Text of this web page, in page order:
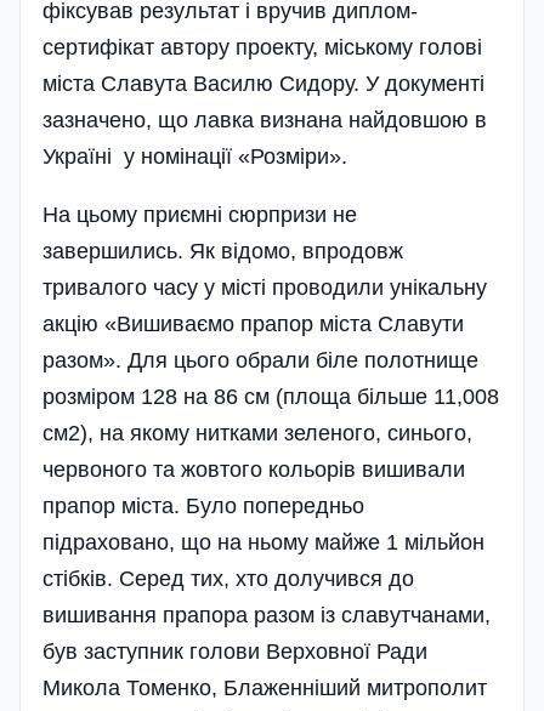
фіксував результат і вручив диплом-
сертифікат автору проекту, міському голові
міста Славута Василю Сидору. У документі
зазначено, що лавка визнана найдовшою в
Україні у номінації «Розміри».
На цьому приємні сюрпризи не
завершились. Як відомо, впродовж
тривалого часу у місті проводили унікальну
акцію «Вишиваємо прапор міста Славути
разом». Для цього обрали біле полотнище
розміром 128 на 86 см (площа більше 11,008
см2), на якому нитками зеленого, синього,
червоного та жовтого кольорів вишивали
прапор міста. Було попередньо
підраховано, що на ньому майже 1 мільйон
стібків. Серед тих, хто долучився до
вишивання прапора разом із славутчанами,
був заступник голови Верховної Ради
Микола Томенко, Блаженніший митрополит